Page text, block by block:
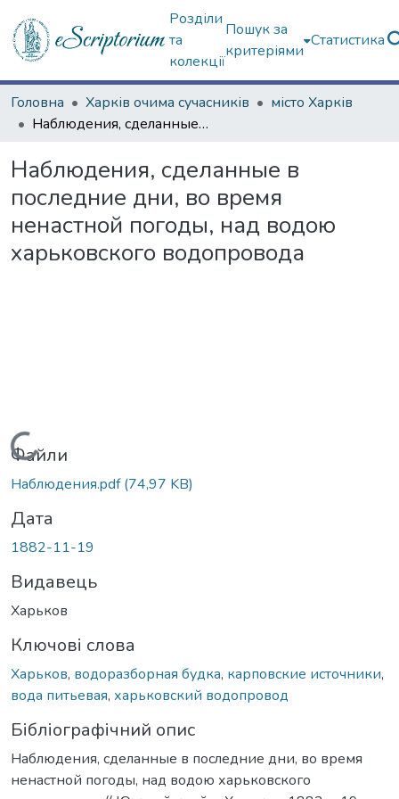
Розділи
та
колекції
Пошук за
критеріями
Статистика
Головна Харків очима сучасників
місто Харків
Наблюдения, сделанные в последние дни, во время ненастной погоды, над водою харьковского водопровода
Наблюдения, сделанные в
последние дни, во время
ненастной погоды, над водою
харьковского водопровода
Вантажиться...
Файли
Наблюдения.pdf(74,97 KB)
Дата
1882-11-19
Видавець
Харьков
Ключові слова
Харьков, водоразборная будка, карповские источники,
вода питьевая, харьковский водопровод
Бібліографічний опис
Наблюдения, сделанные в последние дни, во время
ненастной погоды, над водою харьковского